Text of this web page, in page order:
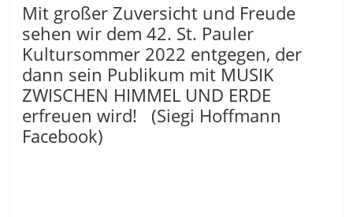
Mit großer Zuversicht und Freude
sehen wir dem 42. St. Pauler
Kultursommer 2022 entgegen, der
dann sein Publikum mit MUSIK
ZWISCHEN HIMMEL UND ERDE
erfreuen wird! (Siegi Hoffmann
Facebook)